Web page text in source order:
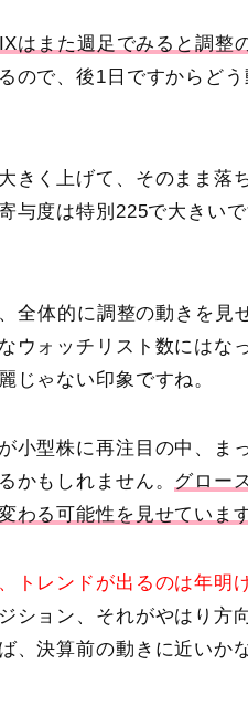
はまた週足でみると調整
ので、後1日ですからど
きく上げて、そのまま落
与度は特別225で大きい
全体的に調整の動きを見
ウォッチリスト数にはな
じゃない印象ですね。
小型株に再注目の中、ま
かもしれません。 グロー
わる可能性を見せています
トレンドが出るのは年明
ション、それがやはり方
、決算前の動きに近いかな